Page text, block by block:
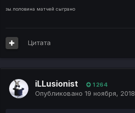
зы.половина матчей сыграно
Цитата
iLLusionist 1 264
Опубликовано 19 ноября, 2018